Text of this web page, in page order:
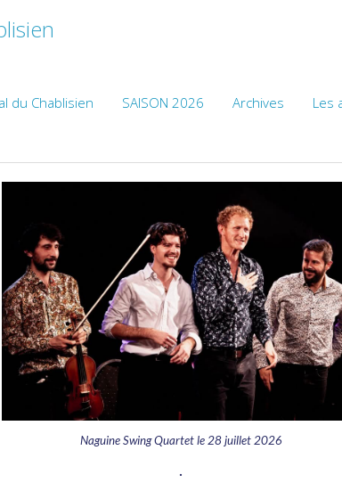
du Chablisien SAISON 2026 Archives Les
Naguine Swing Quartet le 28 juillet 2026
.